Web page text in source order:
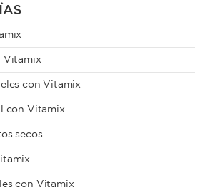
Vitamix
con Vitamix
con Vitamix
secos
con Vitamix